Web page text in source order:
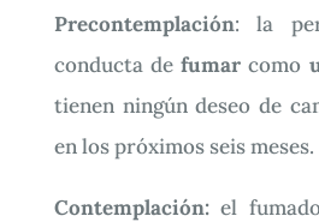
Precontemplación: la
conducta de fumar como
tienen ningún deseo de
en los próximos seis meses.
Contemplación:el